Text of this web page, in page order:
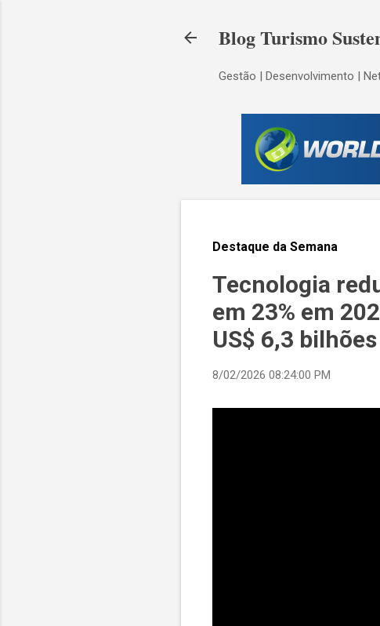
Blog Turismo
Gestão | Desenvolvimento |
Destaque da Semana
Tecnologia
em 23% em
US$ 6,3
8/02/2026 08:24:00 PM